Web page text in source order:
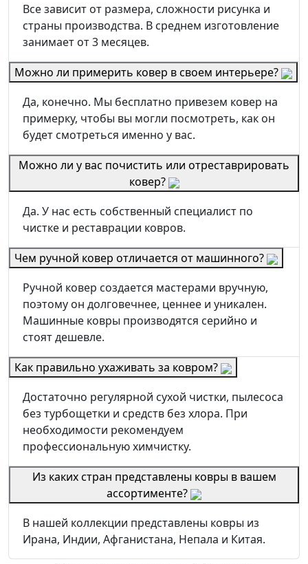
Все зависит от размера, сложности рисунка и
страны производства. В среднем изготовление
занимает от 3 месяцев.
Можно ли примерить ковер в своем интерьере?
Да, конечно. Мы бесплатно привезем ковер на
примерку, чтобы вы могли посмотреть, как он
будет смотреться именно у вас.
Можно ли у вас почистить или отреставрировать
ковер?
Да. У нас есть собственный специалист по
чистке и реставрации ковров.
Чем ручной ковер отличается от машинного?
Ручной ковер создается мастерами вручную,
поэтому он долговечнее, ценнее и уникален.
Машинные ковры производятся серийно и
стоят дешевле.
Как правильно ухаживать за ковром?
Достаточно регулярной сухой чистки, пылесоса
без турбощетки и средств без хлора. При
необходимости рекомендуем
профессиональную химчистку.
Из каких стран представлены ковры в вашем
ассортименте?
В нашей коллекции представлены ковры из
Ирана, Индии, Афганистана, Непала и Китая.